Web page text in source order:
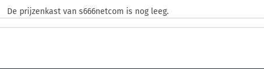
De prijzenkast van s666netcom is nog leeg.